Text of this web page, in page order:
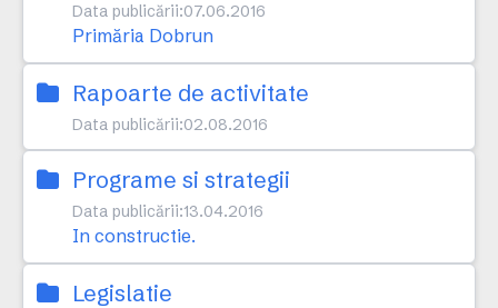
Data publicării:07.06.2016
Primăria Dobrun
Rapoarte de activitate
Data publicării:02.08.2016
Programe si strategii
Data publicării:13.04.2016
In constructie.
Legislatie